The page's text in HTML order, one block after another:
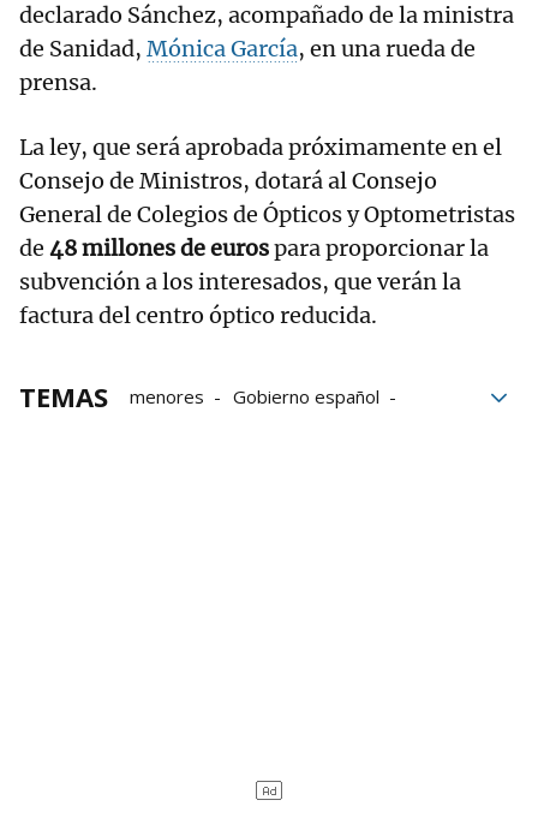
declarado Sánchez, acompañado de la ministra
de Sanidad, Mónica García, en una rueda de
prensa.
La ley, que será aprobada próximamente en el
Consejo de Ministros, dotará al Consejo
General de Colegios de Ópticos y Optometristas
de 48 millones de eurospara proporcionar la
subvención a los interesados, que verán la
factura del centro óptico reducida.
TEMAS menores
Gobierno español